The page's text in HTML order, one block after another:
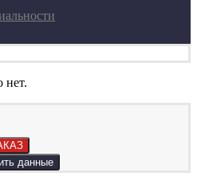
нет.
данные